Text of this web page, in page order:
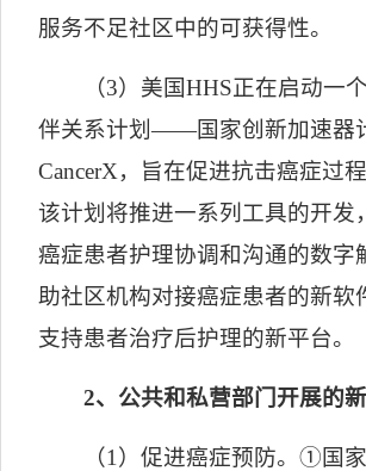
服务不足社区中的可获得性。
（3）美国HHS正在启动一
伴关系计划——国家创新加速器
CancerX，旨在促进抗击癌症过
该计划将推进一系列工具的开发
癌症患者护理协调和沟通的数字
助社区机构对接癌症患者的新软
支持患者治疗后护理的新平台。
2、公共和私营部门开展的
（1 ）促进癌症预防。①国